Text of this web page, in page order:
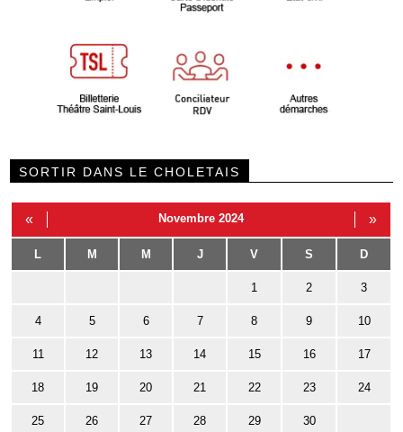
SORTIR DANS LE CHOLETAIS
« Novembre 2024 »
L M M J V S D
1 2 3
4 5 6 7 8 9 10
11 12 13 14 15 16 17
18 19 20 21 22 23 24
25 26 27 28 29 30